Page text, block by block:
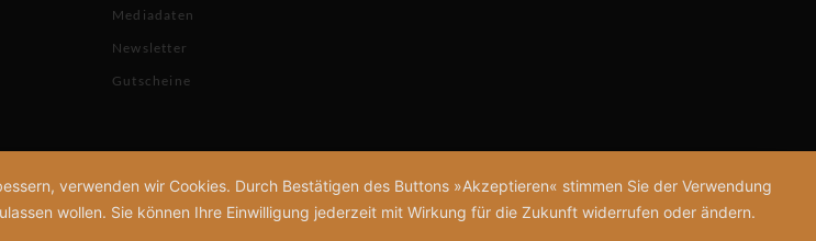
Mediadaten
Newsletter
Gutscheine
verwenden wir Cookies. Durch Bestätigen des Buttons »Akzeptieren« stimmen Sie der Verwendung
wollen. Sie können Ihre Einwilligung jederzeit mit Wirkung für die Zukunft widerrufen oder ändern.